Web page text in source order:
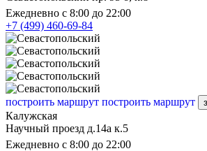
Ежедневно с 8:00 до 22:00
+7 (499) 460-69-84
построить маршрут построить маршрут
Калужская
Научный проезд д.14а к.5
Ежедневно с 8:00 до 22:00